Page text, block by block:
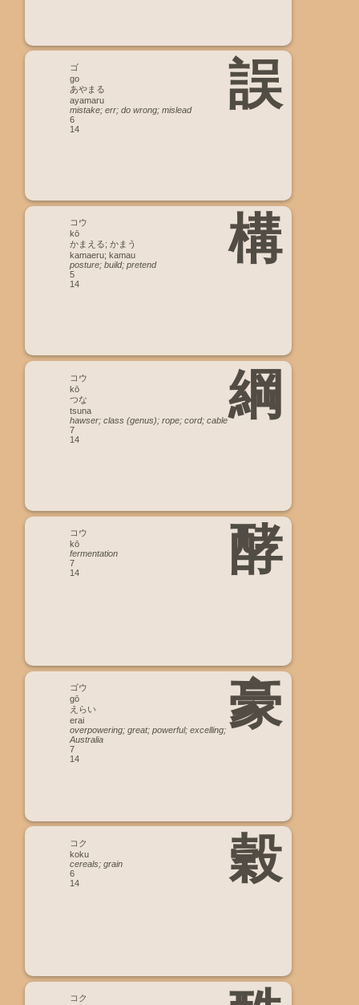
誤
ゴ
go
あやまる
ayamaru
mistake; err; do wrong; mislead
6
14
構
コウ
kō
かまえる; かまう
kamaeru; kamau
posture; build; pretend
5
14
綱
コウ
kō
つな
tsuna
hawser; class (genus); rope; cord; cable
7
14
酵
コウ
kō
fermentation
7
14
豪
ゴウ
gō
えらい
erai
overpowering; great; powerful; excelling;
Australia
7
14
穀
コク
koku
cereals; grain
6
14
コク